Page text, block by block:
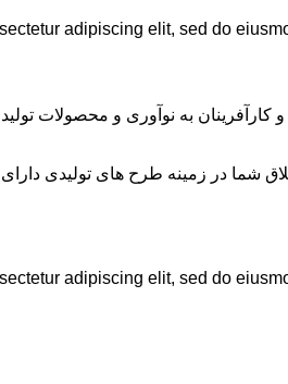
adipiscing elit, sed do
کارآفرینان به نوآوری و محصولات
در زمینه طرح های تولیدی دارای
adipiscing elit, sed do